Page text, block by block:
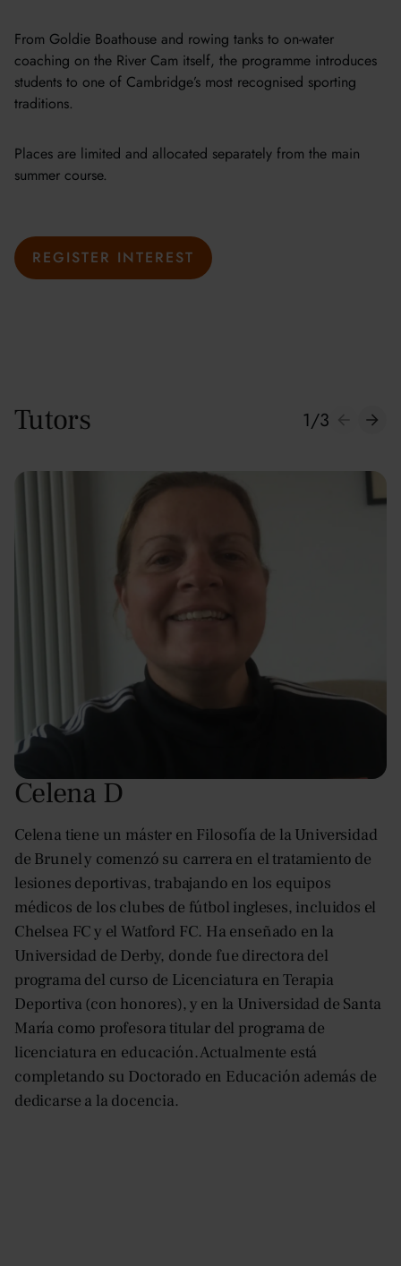
From Goldie Boathouse and rowing tanks to on-water
coaching on the River Cam itself, the programme introduces
students to one of Cambridge’s most recognised sporting
traditions.
Places are limited and allocated separately from the main
summer course.
REGISTER INTEREST
Celena D
Celena tiene un máster en Filosofía de la Universidad
de Brunel y comenzó su carrera en el tratamiento de
lesiones deportivas, trabajando en los equipos
médicos de los clubes de fútbol ingleses, incluidos el
Chelsea FC y el Watford FC. Ha enseñado en la
Universidad de Derby, donde fue directora del
programa del curso de Licenciatura en Terapia
Deportiva (con honores), y en la Universidad de Santa
María como profesora titular del programa de
licenciatura en educación. Actualmente está
completando su Doctorado en Educación además de
dedicarse a la docencia.
Tutors 1/3